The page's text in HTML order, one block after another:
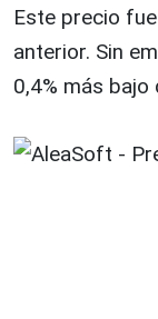
Este precio
anterior. Sin
0,4% más bajo